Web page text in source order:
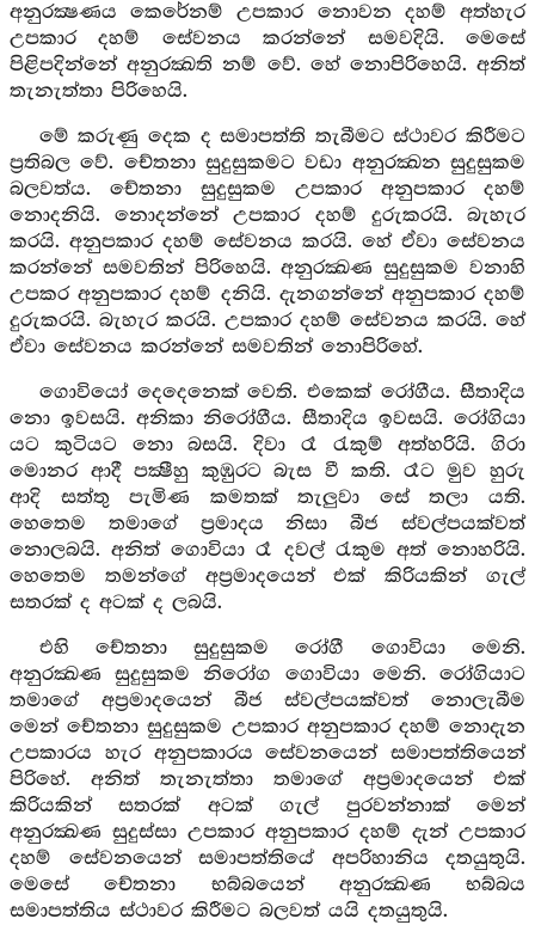
අනුරක්‍ෂණය කෙරේනම් උපකාර නොවන දහම් අත්හැර
උපකාර දහම් සේවනය කරන්නේ සමවදියි. මෙසේ
පිළිපදින්නේ අනුරක්‍ඛති නම් වේ. හේ නොපිරිහෙයි. අනිත්
තැනැත්තා පිරිහෙයි.
මේ කරුණු දෙක ද සමාපත්ති තැබීමට ස්ථාවර කිරීමට
ප්‍රතිබල වේ. චේතනා සුදුසුකමට වඩා අනුරක්‍ඛන සුදුසුකම
බලවත්ය. චේතනා සුදුසුකම උපකාර අනුපකාර දහම්
නොදනියි. නොදන්නේ උපකාර දහම් දුරුකරයි. බැහැර
කරයි. අනුපකාර දහම් සේවනය කරයි. හේ ඒවා සේවනය
කරන්නේ සමවතින් පිරිහෙයි. අනුරක්‍ඛණ සුදුසුකම වනාහි
උපකර අනුපකාර දහම් දනියි. දැනගන්නේ අනුපකාර දහම්
දුරුකරයි. බැහැර කරයි. උපකාර දහම් සේවනය කරයි. හේ
ඒවා සේවනය කරන්නේ සමවතින් නොපිරිහේ.
ගොවියෝ දෙදෙනෙක් වෙති. එකෙක් රෝගීය. සීතාදිය
නො ඉවසයි. අනිකා නිරෝගීය. සීතාදිය ඉවසයි. රෝගියා
යට කුටියට නො බසයි. දිවා රෑ රැකුම් අත්හරියි. ගිරා
මොනර ආදී පක්‍ෂීහු කුඹුරට බැස වී කති. රෑට මුව හුරු
ආදි සත්තු පැමිණ කමතක් තැලුවා සේ තලා යති.
හෙතෙම තමාගේ ප්‍රමාදය නිසා බීජ ස්වල්පයක්වත්
නොලබයි. අනිත් ගොවියා රෑ දවල් රැකුම අත් නොහරියි.
හෙතෙම තමන්ගේ අප්‍රමාදයෙන් එක් කිරියකින් ගැල්
සතරක් ද අටක් ද ලබයි.
එහි චේතනා සුදුසුකම රෝගී ගොවියා මෙනි.
අනුරක්‍ඛණ සුදුසුකම නිරෝග ගොවියා මෙනි. රෝගියාට
තමාගේ අප්‍රමාදයෙන් බීජ ස්වල්පයක්වත් නොලැබීම
මෙන් චේතනා සුදුසුකම උපකාර අනුපකාර දහම් නොදැන
උපකාරය හැර අනුපකාරය සේවනයෙන් සමාපත්තියෙන්
පිරිහේ. අනිත් තැනැත්තා තමාගේ අප්‍රමාදයෙන් එක්
කිරියකින් සතරක් අටක් ගැල් පුරවන්නාක් මෙන්
අනුරක්‍ඛණ සුදුස්සා උපකාර අනුපකාර දහම් දැන් උපකාර
දහම් සේවනයෙන් සමාපත්තියේ අපරිහානිය දතයුතුයි.
මෙසේ චේතනා භබ්බයෙන් අනුරක්‍ඛණ භබ්බය
සමාපත්තිය ස්ථාවර කිරීමට බලවත් යයි දතයුතුයි.